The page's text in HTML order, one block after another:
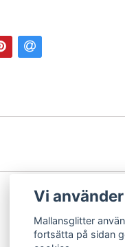
Vi
Mallansglitter
fortsätta på sidan